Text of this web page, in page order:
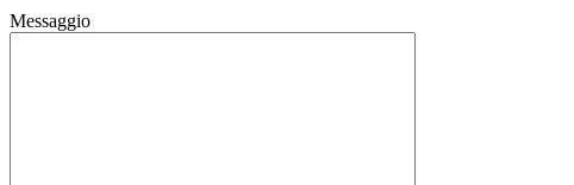
Messaggio